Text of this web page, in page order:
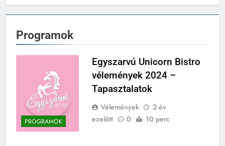
Programok
PROGRAMOK
Egyszarvú Unicorn Bistro
vélemények 2024 –
Tapasztalatok
Vélemények
2 év
ezelőtt
0 10 perc